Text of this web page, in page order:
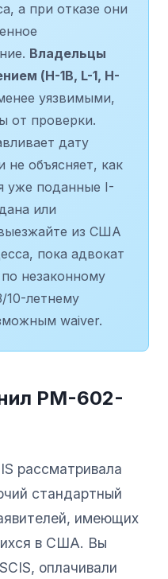
а при отказе они
Владельцы
(H-1B, L-1, H-
уязвимыми,
от проверки.
дату
не объясняет, как
уже поданные I-
или
из США
пока адвокат
незаконному
10-летнему
waiver.
PM-602-
рассматривала
стандартный
имеющих
в США. Вы
оплачивали